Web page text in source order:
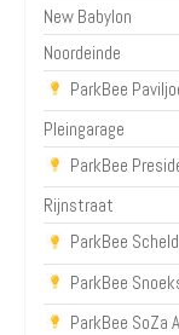
New Babylon
Noordeinde
ParkBee
Pleingarage
ParkBee
Rijnstraat
ParkBee
ParkBee
ParkBee SoZa A